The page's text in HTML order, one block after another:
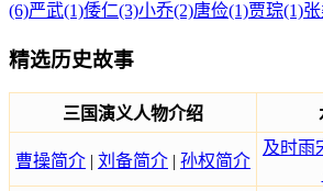
(6)严武(1)倭仁(3)小乔(2)唐俭(1)贾琮(1)
精选历史故事
三国演义人物介绍
曹操简介 | 刘备简介 | 孙权简介
及时雨